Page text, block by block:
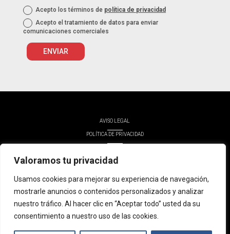
Valoramos tu privacidad
Usamos cookies para mejorar su experiencia de navegación,
mostrarle anuncios o contenidos personalizados y analizar
nuestro tráfico. Al hacer clic en “Aceptar todo” usted da su
consentimiento a nuestro uso de las cookies.
Acepto los términos de política de privacidad
Acepto el tratamiento de datos para enviar
comunicaciones comerciales
ENVIAR
AVISO LEGAL
POLÍTICA DE PRIVACIDAD
POLÍTICA DE ACCESIBILIDAD
Diseñado por